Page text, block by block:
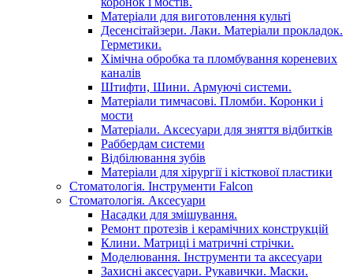
Матеріали для виготовлення культі
Десенсітайзери. Лаки. Матеріали прокладок.
Герметики.
Хімічна обробка та пломбування кореневих
каналів
Штифти, Шини. Армуючі системи.
Матеріали тимчасові. Пломби. Коронки і
мости
Матеріали. Аксесуари для зняття відбитків
Раббердам системи
Відбілювання зубів
Матеріали для хірургії і кісткової пластики
Стоматологія. Інструменти Falcon
Стоматологія. Аксесуари
Насадки для змішування.
Ремонт протезів і керамічних конструкцій
Клини. Матриці і матричні стрічки.
Моделювання. Інструменти та аксесуари
Захисні аксесуари. Рукавички. Маски.